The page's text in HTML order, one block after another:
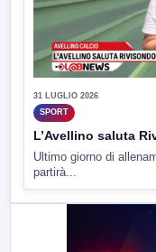
31 LUGLIO 2026
SPORT
L’Avellino saluta
Ultimo giorno di
partirà...